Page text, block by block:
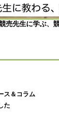
売先生に学ぶ、
ス＆コラム
た